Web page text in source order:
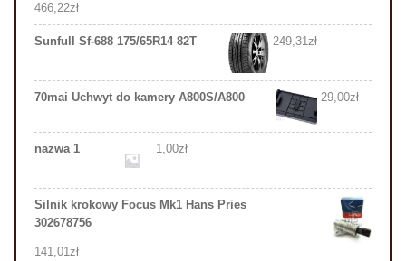
466,22zł
Sunfull Sf-688 175/65R14 82T 249,31zł
70mai Uchwyt do kamery A800S/A800 29,00zł
nazwa 1 1,00zł
Silnik krokowy Focus Mk1 Hans Pries
302678756
141,01 zł